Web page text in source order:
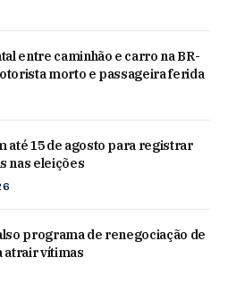
entre caminhão e carro na BR-
morto e passageira ferida
até 15 de agosto para registrar
nas eleições
programa de renegociação de
atrair vítimas